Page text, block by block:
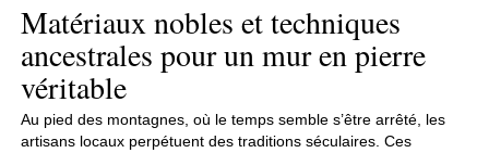
Matériaux nobles et techniques
ancestrales pour un mur en pierre
véritable
Au pied des montagnes, où le temps semble s’être arrêté, les
artisans locaux perpétuent des traditions séculaires. Ces